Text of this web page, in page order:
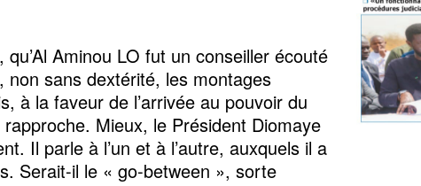
Aminou LO fut un conseiller écouté
sans dextérité, les montages
à la faveur de l’arrivée au pouvoir du
Mieux, le Président Diomaye
Il parle à l’un et à l’autre, auxquels il a
Serait-il le « go-between », sorte